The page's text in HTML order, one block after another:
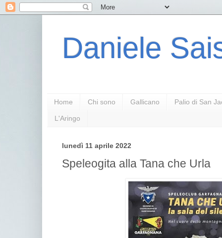
Daniele
Home Chi sono Gallicano Palio di San
L'Aringo
lunedì 11 aprile 2022
Speleogita alla Tana che Urla